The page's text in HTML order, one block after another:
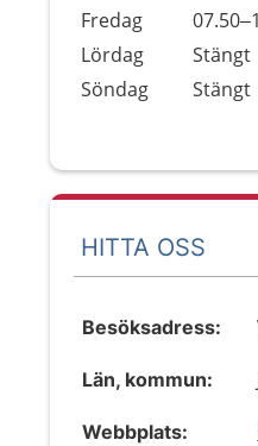
Fredag
Lördag
Stängt
Söndag
Stängt
HITTA OSS
Besöksadress:
Län, kommun:
Webbplats: